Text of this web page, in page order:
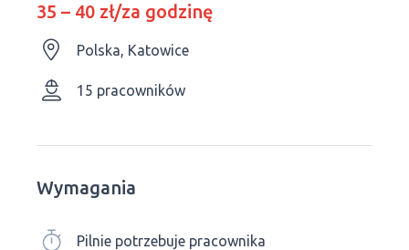
35 – 40 zł/za godzinę
Polska, Katowice
15 pracowników
Wymagania
Pilnie potrzebuje pracownika